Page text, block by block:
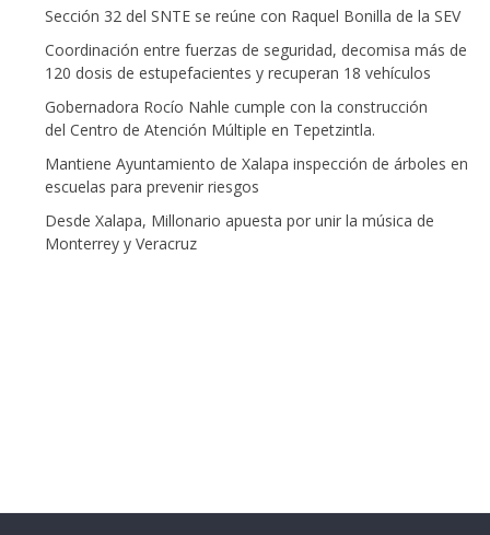
Sección 32 del SNTE se reúne con Raquel Bonilla de la SEV
Coordinación entre fuerzas de seguridad, decomisa más de
120 dosis de estupefacientes y recuperan 18 vehículos
Gobernadora Rocío Nahle cumple con la construcción
del Centro de Atención Múltiple en Tepetzintla.
Mantiene Ayuntamiento de Xalapa inspección de árboles en
escuelas para prevenir riesgos
Desde Xalapa, Millonario apuesta por unir la música de
Monterrey y Veracruz